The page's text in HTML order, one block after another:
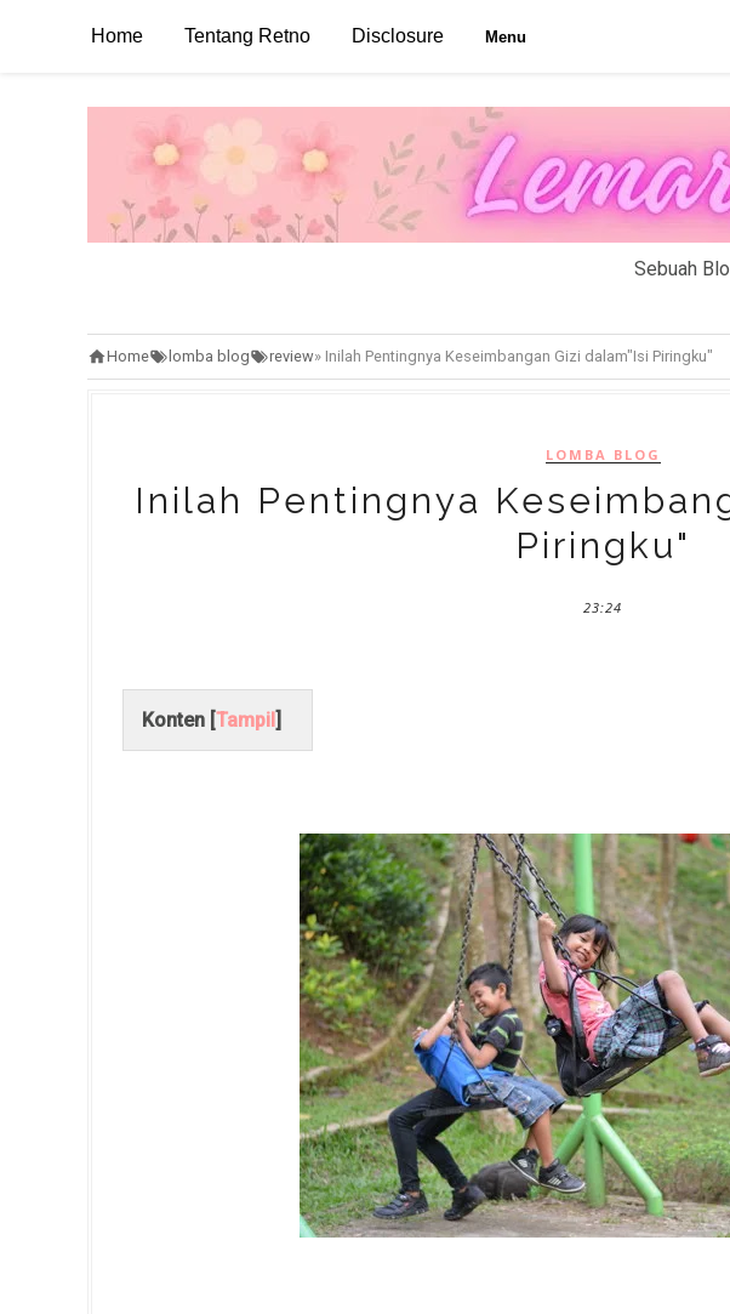
Home Tentang Retno Disclosure Menu
Sebuah
Home lomba blog review» Inilah Pentingnya Keseimbangan Gizi dalam"Isi Piringku"
LOMBA BLOG
Inilah Pentingnya
Piringku"
23:24
Konten [Tampil]